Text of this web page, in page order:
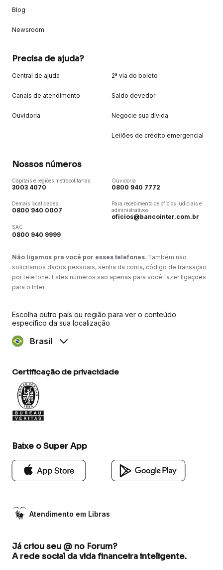
Blog
Newsroom
Precisa de ajuda?
Central de ajuda
Canais de atendimento
Ouvidoria
2ª via do boleto
Saldo devedor
Negocie sua dívida
Leilões de crédito emergencial
Nossos números
Capitais e regiões metropolitanas
3003 4070
Demais localidades
0800 940 0007
SAC
0800 940 9999
Ouvidoria
0800 940 7772
Para recebimento de ofícios judiciais e
administrativos
oficios@bancointer.com.br
Não ligamos pra você por esses telefones. Também não
solicitamos dados pessoais, senha da conta, código de transação
por telefone. Estes números são apenas para você fazer ligações
para o Inter.
Escolha outro país ou região para ver o conteúdo
específico da sua localização
Brasil
Certificação de privacidade
Baixe o Super App
Atendimento em Libras
Já criou seu @ no Forum?
A rede social da vida financeira inteligente.